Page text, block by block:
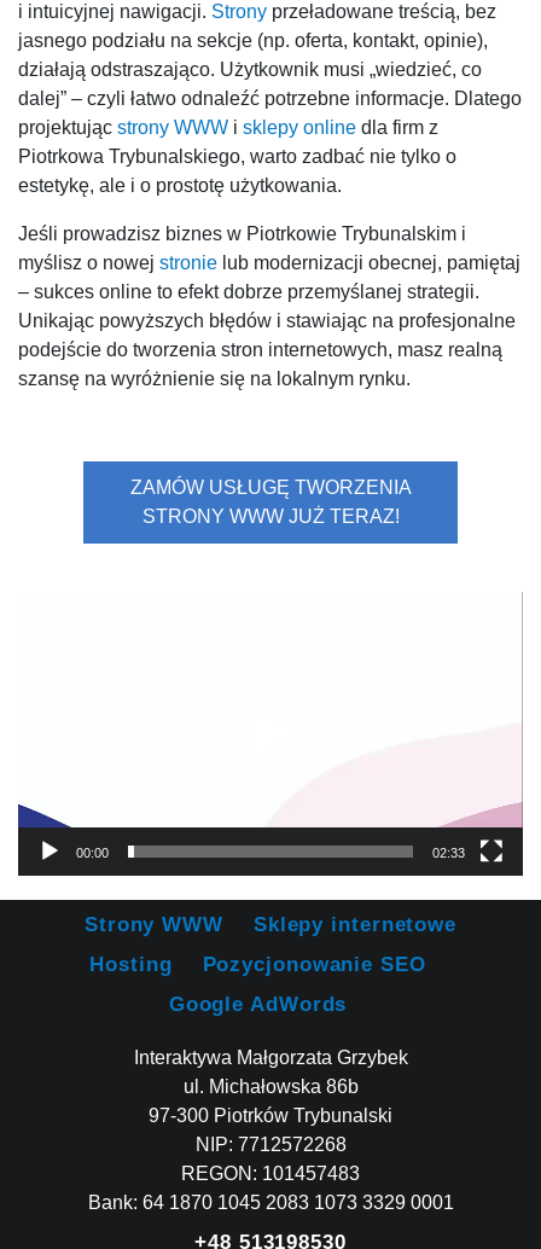
i intuicyjnej nawigacji. Strony przeładowane treścią, bez
jasnego podziału na sekcje (np. oferta, kontakt, opinie),
działają odstraszająco. Użytkownik musi „wiedzieć, co
dalej” – czyli łatwo odnaleźć potrzebne informacje. Dlatego
projektując strony WWW i sklepy online dla firm z
Piotrkowa Trybunalskiego, warto zadbać nie tylko o
estetykę, ale i o prostotę użytkowania.
Jeśli prowadzisz biznes w Piotrkowie Trybunalskim i
myślisz o nowej stronie lub modernizacji obecnej, pamiętaj
– sukces online to efekt dobrze przemyślanej strategii.
Unikając powyższych błędów i stawiając na profesjonalne
podejście do tworzenia stron internetowych, masz realną
szansę na wyróżnienie się na lokalnym rynku.
ZAMÓW USŁUGĘ TWORZENIA
STRONY WWW JUŻ TERAZ!
00:00 02:33
Strony WWW
Sklepy internetowe
Hosting
Pozycjonowanie SEO
Google AdWords
Interaktywa Małgorzata Grzybek
ul. Michałowska 86b
97-300 Piotrków Trybunalski
NIP: 7712572268
REGON: 101457483
Bank: 64 1870 1045 2083 1073 3329 0001
+48 513198530